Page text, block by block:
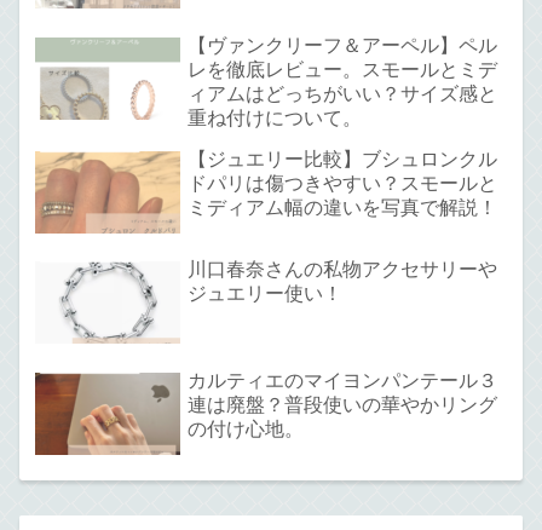
【ヴァンクリーフ＆アーペル】ペル
レを徹底レビュー。スモールとミデ
ィアムはどっちがいい？サイズ感と
重ね付けについて。
【ジュエリー比較】ブシュロンクル
ドパリは傷つきやすい？スモールと
ミディアム幅の違いを写真で解説！
川口春奈さんの私物アクセサリーや
ジュエリー使い！
カルティエのマイヨンパンテール３
連は廃盤？普段使いの華やかリング
の付け心地。